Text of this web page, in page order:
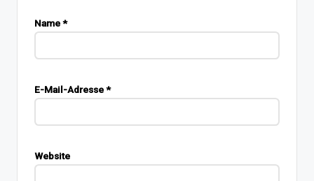
Name*
E-Mail-Adresse*
Website